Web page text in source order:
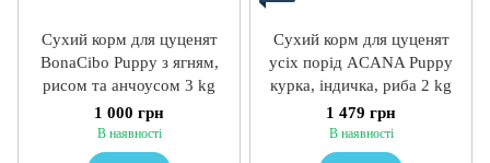
Сухий корм для цуценят
BonaCibo Puppy з ягням,
рисом та анчоусом 3 kg
1 000 грн
В наявності
Сухий корм для цуценят
усіх порід ACANA Puppy
курка, індичка, риба 2 kg
1 479 грн
В наявності